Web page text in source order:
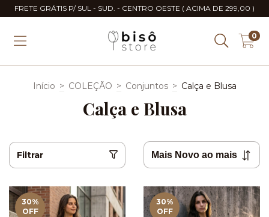
FRETE GRÁTIS P/ SUL - SUD. - CENTRO OESTE ( ACIMA DE 299,00 )
0
Início > COLEÇÃO > Conjuntos > Calça e Blusa
Calça e Blusa
Filtrar
30%
OFF
30%
OFF